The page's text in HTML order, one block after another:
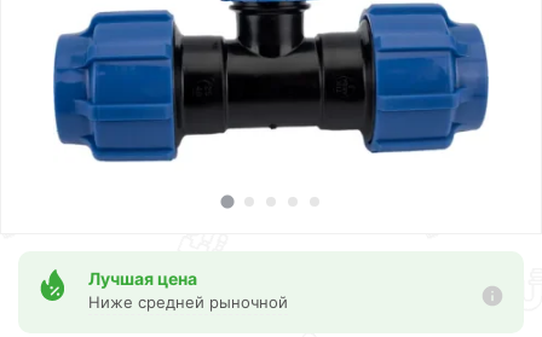
Лучшая цена
Ниже средней рыночной